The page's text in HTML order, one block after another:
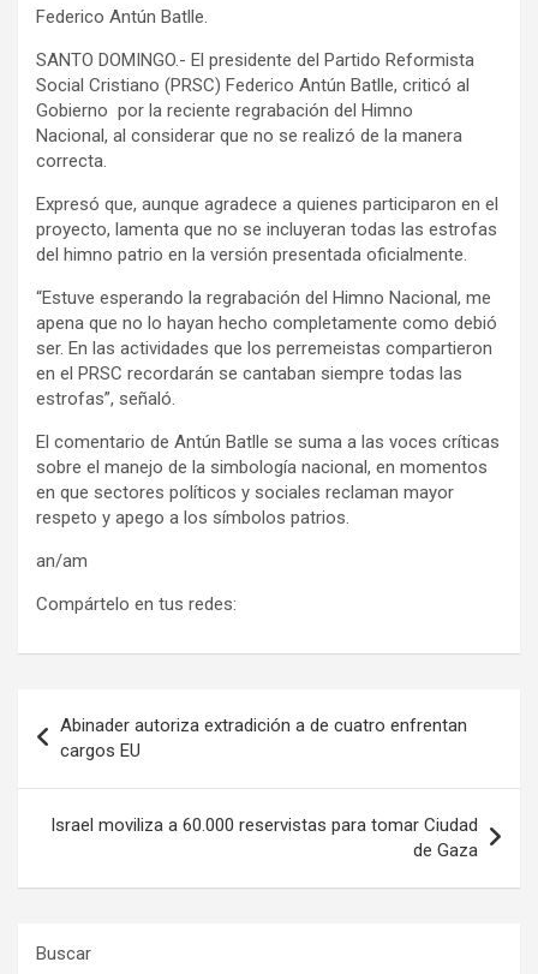
Federico Antún Batlle.
SANTO DOMINGO.- El presidente del Partido Reformista
Social Cristiano (PRSC) Federico Antún Batlle, criticó al
Gobierno por la reciente regrabación del Himno
Nacional, al considerar que no se realizó de la manera
correcta.
Expresó que, aunque agradece a quienes participaron en el
proyecto, lamenta que no se incluyeran todas las estrofas
del himno patrio en la versión presentada oficialmente.
“Estuve esperando la regrabación del Himno Nacional, me
apena que no lo hayan hecho completamente como debió
ser. En las actividades que los perremeistas compartieron
en el PRSC recordarán se cantaban siempre todas las
estrofas”, señaló.
El comentario de Antún Batlle se suma a las voces críticas
sobre el manejo de la simbología nacional, en momentos
en que sectores políticos y sociales reclaman mayor
respeto y apego a los símbolos patrios.
an/am
Compártelo en tus redes:
de
entradas
Abinader autoriza extradición a de cuatro enfrentan
cargos EU
Israel moviliza a 60.000 reservistas para tomar Ciudad
de Gaza
Buscar